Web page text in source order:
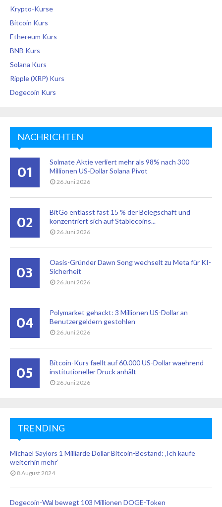
Krypto-Kurse
Bitcoin Kurs
Ethereum Kurs
BNB Kurs
Solana Kurs
Ripple (XRP) Kurs
Dogecoin Kurs
NACHRICHTEN
01
Solmate Aktie verliert mehr als 98% nach 300
Millionen US-Dollar Solana Pivot
26 Juni 2026
02
BitGo entlässt fast 15 % der Belegschaft und
konzentriert sich auf Stablecoins...
26 Juni 2026
03
Oasis-Gründer Dawn Song wechselt zu Meta für KI-
Sicherheit
26 Juni 2026
04
Polymarket gehackt: 3 Millionen US-Dollar an
Benutzergeldern gestohlen
26 Juni 2026
05
Bitcoin-Kurs faellt auf 60.000 US-Dollar waehrend
institutioneller Druck anhält
26 Juni 2026
TRENDING
Michael Saylors 1 Milliarde Dollar Bitcoin-Bestand: ‚Ich kaufe
weiterhin mehr‘
8 August 2024
Dogecoin-Wal bewegt 103 Millionen DOGE-Token